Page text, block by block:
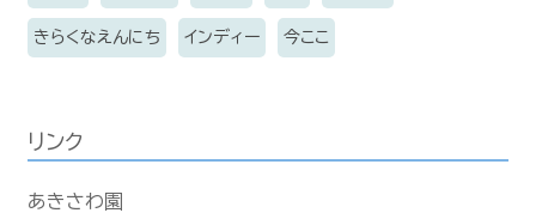
きらくなえんにち インディー 今ここ
リンク
あきさわ園